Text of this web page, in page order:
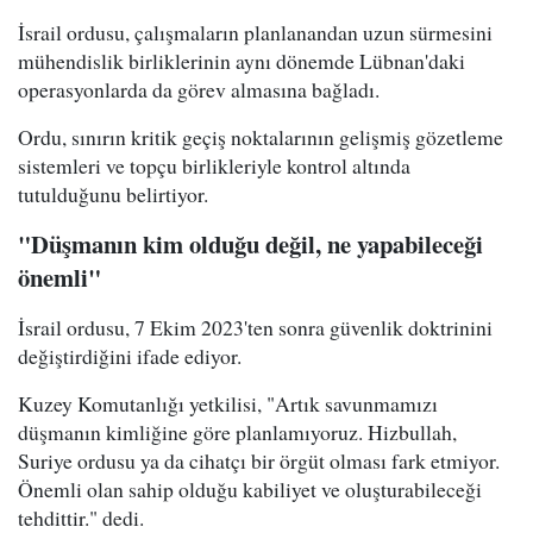
İsrail ordusu, çalışmaların planlanandan uzun sürmesini
mühendislik birliklerinin aynı dönemde Lübnan'daki
operasyonlarda da görev almasına bağladı.
Ordu, sınırın kritik geçiş noktalarının gelişmiş gözetleme
sistemleri ve topçu birlikleriyle kontrol altında
tutulduğunu belirtiyor.
"Düşmanın kim olduğu değil, ne yapabileceği
önemli"
İsrail ordusu, 7 Ekim 2023'ten sonra güvenlik doktrinini
değiştirdiğini ifade ediyor.
Kuzey Komutanlığı yetkilisi, "Artık savunmamızı
düşmanın kimliğine göre planlamıyoruz. Hizbullah,
Suriye ordusu ya da cihatçı bir örgüt olması fark etmiyor.
Önemli olan sahip olduğu kabiliyet ve oluşturabileceği
tehdittir." dedi.